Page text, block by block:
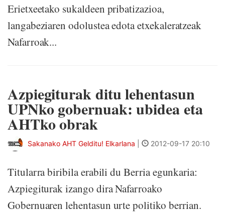
Erietxeetako sukaldeen pribatizazioa,
langabeziaren odolustea edota etxekaleratzeak
Nafarroak...
Azpiegiturak ditu lehentasun
UPNko gobernuak: ubidea eta
AHTko obrak
Sakanako AHT Gelditu! Elkarlana 2012-09-17 20:10
Titularra biribila erabili du Berria egunkaria:
Azpiegiturak izango dira Nafarroako
Gobernuaren lehentasun urte politiko berrian.